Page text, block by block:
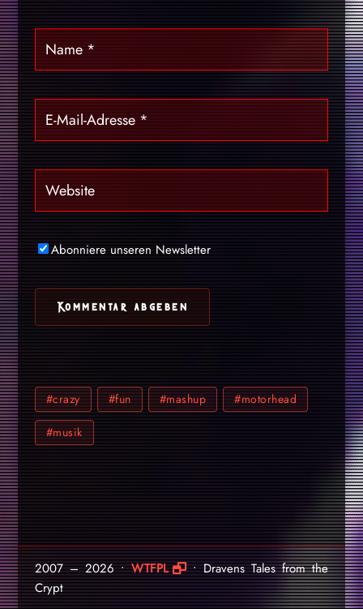
Abonniere unseren Newsletter
#crazy #fun #mashup #motorhead
#musik
2007 – 2026 •WTFPL
• Dravens Tales from the
Crypt